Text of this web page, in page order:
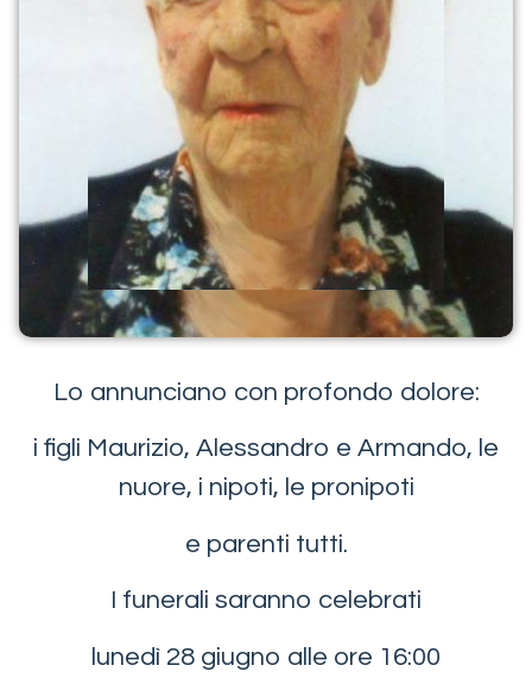
Lo annunciano con profondo dolore:
i figli Maurizio, Alessandro e Armando, le
nuore, i nipoti, le pronipoti
e parenti tutti.
I funerali saranno celebrati
lunedì 28 giugno alle ore 16:00